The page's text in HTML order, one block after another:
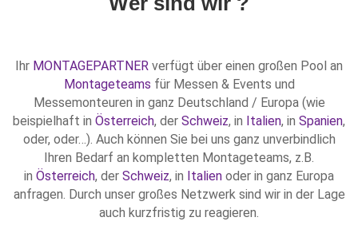
Ihr MONTAGEPARTNER verfügt über einen großen Pool an
Montageteams für Messen & Events und
Messemonteuren in ganz Deutschland / Europa (wie
beispielhaft in Österreich, der Schweiz, in Italien, in Spanien,
oder, oder…). Auch können Sie bei uns ganz unverbindlich
Ihren Bedarf an kompletten Montageteams, z.B.
in Österreich, der Schweiz, in Italien oder in ganz Europa
anfragen. Durch unser großes Netzwerk sind wir in der Lage
auch kurzfristig zu reagieren.